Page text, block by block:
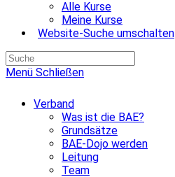
Alle Kurse
Meine Kurse
Website-Suche umschalten
Menü Schließen
Verband
Was ist die BAE?
Grundsätze
BAE-Dojo werden
Leitung
Team